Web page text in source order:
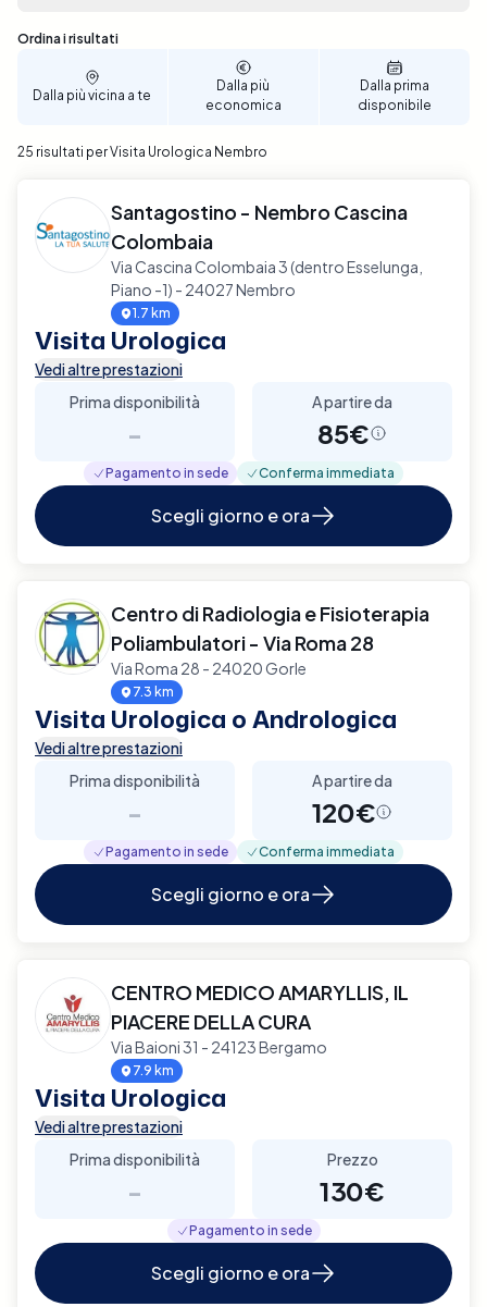
Sono stati trovati 25 risultati
Ordina i risultati
Dalla più vicina a te
Dalla più
economica
Dalla prima
disponibile
25 risultati per Visita Urologica Nembro
Santagostino - Nembro Cascina
Colombaia
Via Cascina Colombaia 3 (dentro Esselunga,
Piano -1) - 24027 Nembro
1.7 km
Visita Urologica
Vedi altre prestazioni
Prima disponibilità
-
A partire da
85€
Pagamento in sede Conferma immediata
Scegli giorno e ora
Centro di Radiologia e Fisioterapia
Poliambulatori - Via Roma 28
Via Roma 28 - 24020 Gorle
7.3 km
Visita Urologica o Andrologica
Vedi altre prestazioni
Prima disponibilità
-
A partire da
120€
Pagamento in sede Conferma immediata
Scegli giorno e ora
CENTRO MEDICO AMARYLLIS, IL
PIACERE DELLA CURA
Via Baioni 31 - 24123 Bergamo
7.9 km
Visita Urologica
Vedi altre prestazioni
Prima disponibilità
-
Prezzo
130€
Pagamento in sede
Scegli giorno e ora